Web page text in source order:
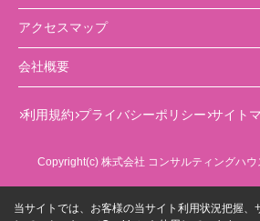
アクセスマップ
会社概要
利用規約 プライバシーポリシー サイト
Copyright(c) 株式会社 コンサルティングハ
当サイトでは、お客様の当サイト利用状況把握、